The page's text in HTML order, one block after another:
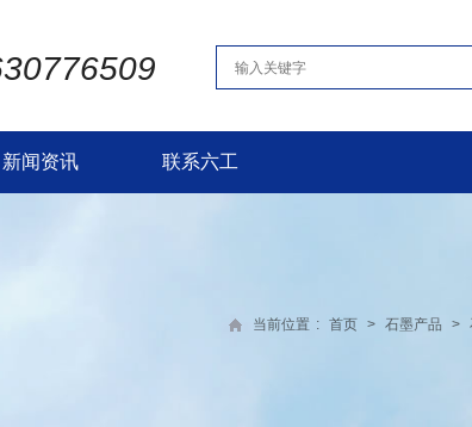
新闻资讯 联系六工
当前位置 : 首页 > 石墨产品 >